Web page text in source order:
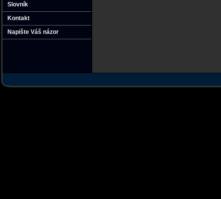
Slovník
Kontakt
Napište Váš názor